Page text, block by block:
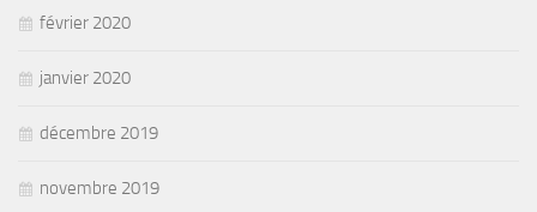
février 2020
janvier 2020
décembre 2019
novembre 2019